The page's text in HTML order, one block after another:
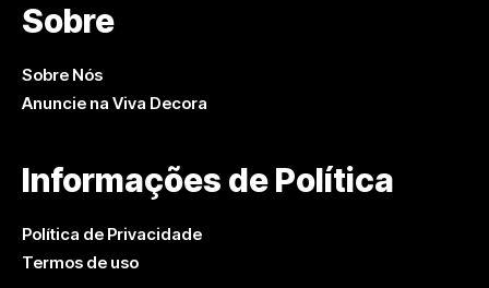
Sobre
Sobre Nós
Anuncie na Viva Decora
Informações de Política
Política de Privacidade
Termos de uso